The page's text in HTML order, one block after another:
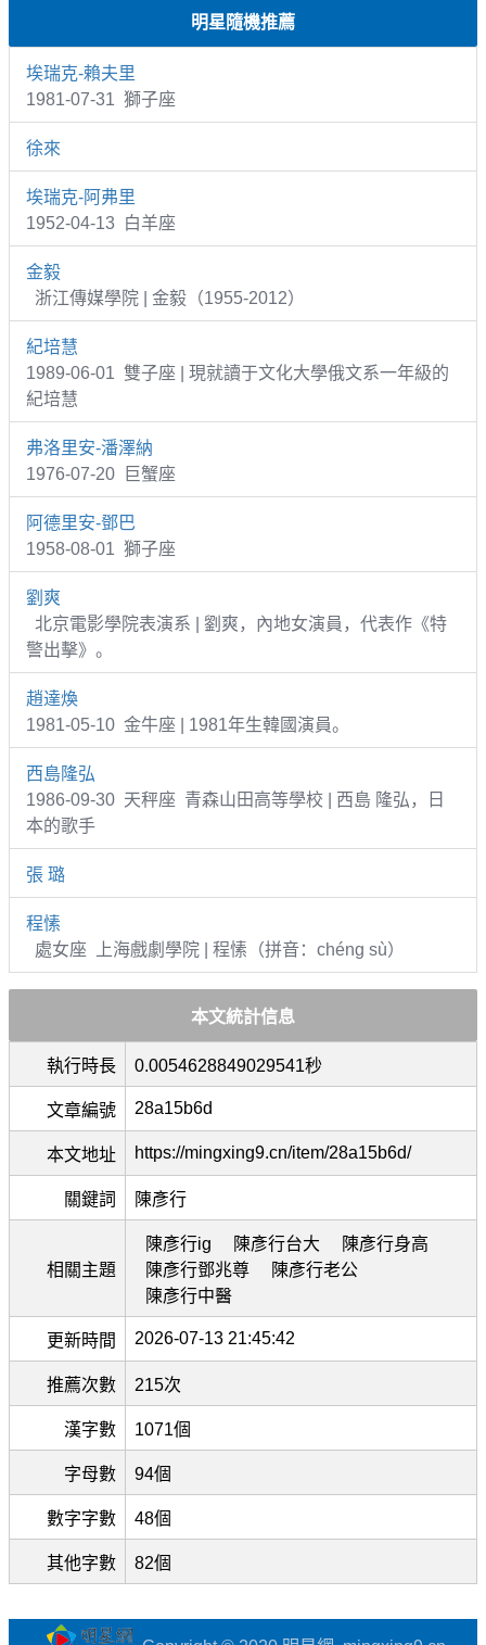
明星隨機推薦
埃瑞克-賴夫里
1981-07-31 獅子座
徐來
埃瑞克-阿弗里
1952-04-13 白羊座
金毅
浙江傳媒學院 | 金毅（1955-2012）
紀培慧
1989-06-01 雙子座 | 現就讀于文化大學俄文系一年級的
紀培慧
弗洛里安-潘澤納
1976-07-20 巨蟹座
阿德里安-鄧巴
1958-08-01 獅子座
劉爽
北京電影學院表演系 | 劉爽，內地女演員，代表作《特
警出擊》。
趙達煥
1981-05-10 金牛座 | 1981年生韓國演員。
西島隆弘
1986-09-30 天秤座 青森山田高等學校 | 西島 隆弘，日
本的歌手
張 璐
程愫
處女座 上海戲劇學院 | 程愫（拼音：chéng sù）
本文統計信息
執行時長 0.0054628849029541秒
文章編號 28a15b6d
本文地址 https://mingxing9.cn/item/28a15b6d/
關鍵詞 陳彥行
相關主題
陳彥行ig 陳彥行台大
陳彥行身高
陳彥行鄧兆尊
陳彥行老公
陳彥行中醫
更新時間 2026-07-13 21:45:42
推薦次數 215次
漢字數 1071個
字母數 94個
數字字數 48個
其他字數 82個